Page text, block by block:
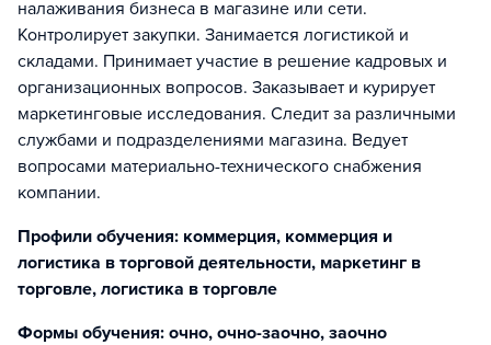
налаживания бизнеса в магазине или сети.
Контролирует закупки. Занимается логистикой и
складами. Принимает участие в решение кадровых и
организационных вопросов. Заказывает и курирует
маркетинговые исследования. Следит за различными
службами и подразделениями магазина. Ведует
вопросами материально-технического снабжения
компании.
Профили обучения: коммерция, коммерция и
логистика в торговой деятельности, маркетинг в
торговле, логистика в торговле
Формы обучения: очно, очно-заочно, заочно